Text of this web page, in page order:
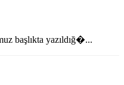
başlıkta yazıldığ�...